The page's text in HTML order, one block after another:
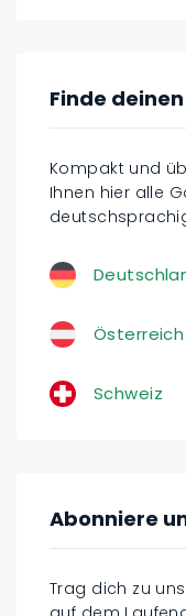
Finde
Kompakt und
Ihnen hier alle
Österreich
Schweiz
Abonniere
Trag dich zu